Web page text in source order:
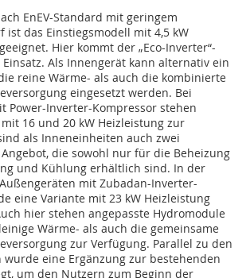
EnEV-Standard mit geringem
ist das Einstiegsmodell mit 4,5 kW
Hier kommt der „Eco-Inverter“-
Als Innengerät kann alternativ ein
reine Wärme- als auch die kombinierte
eingesetzt werden. Bei
Power-Inverter-Kompressor stehen
16 und 20 kW Heizleistung zur
als Inneneinheiten auch zwei
die sowohl nur für die Beheizung
und Kühlung erhältlich sind. In der
mit Zubadan-Inverter-
eine Variante mit 23 kW Heizleistung
hier stehen angepasste Hydromodule
Wärme- als auch die gemeinsame
zur Verfügung. Parallel zu den
wurde eine Ergänzung zur bestehenden
um den Nutzern zum Beginn der